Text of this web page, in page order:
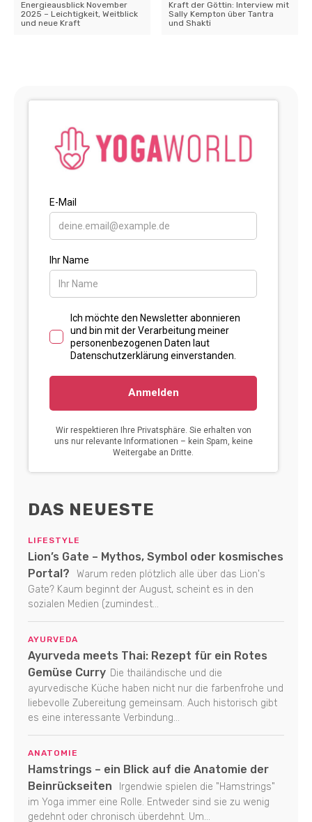
Energieausblick November
2025 – Leichtigkeit, Weitblick
und neue Kraft
Kraft der Göttin: Interview mit
Sally Kempton über Tantra
und Shakti
DAS NEUESTE
LIFESTYLE
Lion’s Gate – Mythos, Symbol oder kosmisches
Portal?
Warum reden plötzlich alle über das Lion's
Gate? Kaum beginnt der August, scheint es in den
sozialen Medien (zumindest...
AYURVEDA
Ayurveda meets Thai: Rezept für ein Rotes
Gemüse Curry Die thailändische und die
ayurvedische Küche haben nicht nur die farbenfrohe und
liebevolle Zubereitung gemeinsam. Auch historisch gibt
es eine interessante Verbindung...
ANATOMIE
Hamstrings – ein Blick auf die Anatomie der
Beinrückseiten
Irgendwie spielen die "Hamstrings"
im Yoga immer eine Rolle. Entweder sind sie zu wenig
gedehnt oder chronisch überdehnt. Um...